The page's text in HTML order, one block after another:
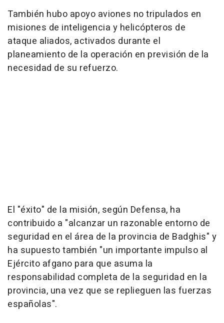
También hubo apoyo aviones no tripulados en
misiones de inteligencia y helicópteros de
ataque aliados, activados durante el
planeamiento de la operación en previsión de la
necesidad de su refuerzo.
El "éxito" de la misión, según Defensa, ha
contribuido a "alcanzar un razonable entorno de
seguridad en el área de la provincia de Badghis" y
ha supuesto también "un importante impulso al
Ejército afgano para que asuma la
responsabilidad completa de la seguridad en la
provincia, una vez que se replieguen las fuerzas
españolas".